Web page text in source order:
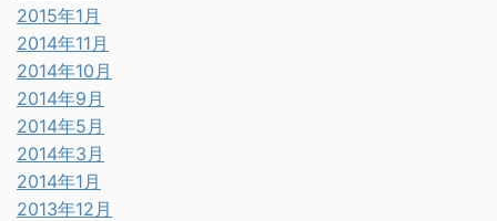
2015年1月
2014年11月
2014年10月
2014年9月
2014年5月
2014年3月
2014年1月
2013年12月